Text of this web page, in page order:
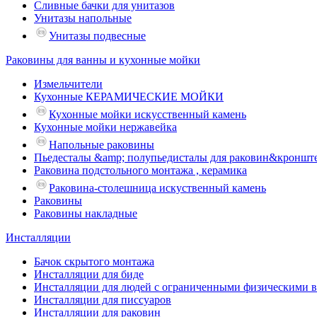
Сливные бачки для унитазов
Унитазы напольные
Унитазы подвесные
Раковины для ванны и кухонные мойки
Измельчители
Кухонные КЕРАМИЧЕСКИЕ МОЙКИ
Кухонные мойки искусственный камень
Кухонные мойки нержавейка
Напольные раковины
Пьедесталы &amp; полупьедисталы для
Раковина подстольного монтажа , керамика
Раковина-столешница искуственный камень
Раковины
Раковины накладные
Инсталляции
Бачок скрытого монтажа
Инсталляции для биде
Инсталляции для людей с ограниченными физическими
Инсталляции для писсуаров
Инсталляции для раковин